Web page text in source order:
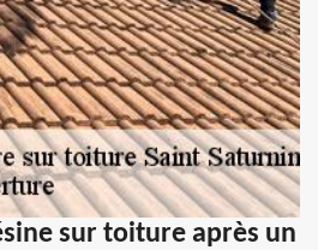
sur toiture après un